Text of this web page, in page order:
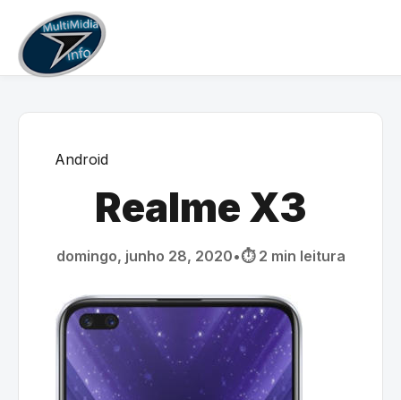
Android
Realme X3
domingo, junho 28, 2020•⏱️ 2 min leitura